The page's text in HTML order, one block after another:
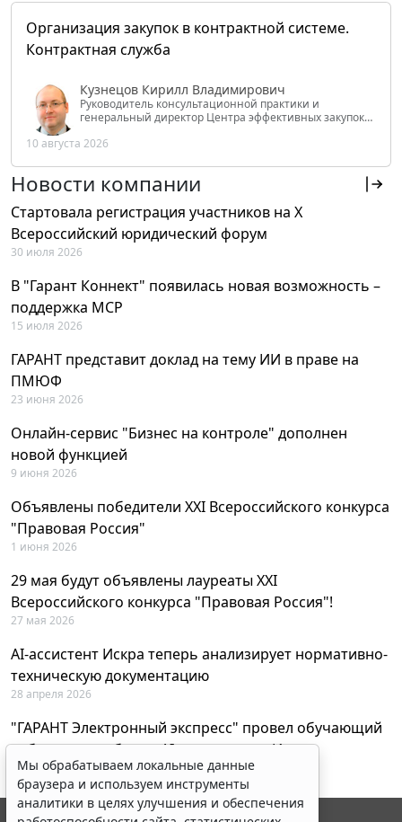
Организация закупок в контрактной системе.
Контрактная служба
Кузнецов Кирилл Владимирович
Руководитель консультационной практики и
генеральный директор Центра эффективных закупок
РФ
10 августа 2026
Новости компании
Стартовала регистрация участников на X
Всероссийский юридический форум
30 июля 2026
В "Гарант Коннект" появилась новая возможность –
поддержка MCP
15 июля 2026
ГАРАНТ представит доклад на тему ИИ в праве на
ПМЮФ
23 июня 2026
Онлайн-сервис "Бизнес на контроле" дополнен
новой функцией
9 июня 2026
Объявлены победители XXI Всероссийского конкурса
"Правовая Россия"
1 июня 2026
29 мая будут объявлены лауреаты XXI
Всероссийского конкурса "Правовая Россия"!
27 мая 2026
AI-ассистент Искра теперь анализирует нормативно-
техническую документацию
28 апреля 2026
"ГАРАНТ Электронный экспресс" провел обучающий
вебинар по работе с AI-ассистентом Искра
23 апреля 2026
Мы обрабатываем локальные данные
браузера и используем инструменты
аналитики в целях улучшения и обеспечения